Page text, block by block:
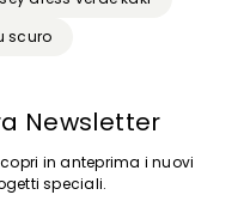
scuro
Newsletter
in anteprima i nuovi
speciali.